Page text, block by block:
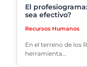
El
sea efectivo?
Recursos Humanos
En el terreno de los
herramienta…